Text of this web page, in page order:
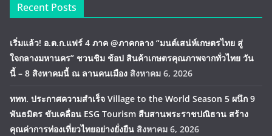
Recent Posts
เริ่มแล้ว! อ.ต.ก.แฟร์ 4 ภาค @ภาคกลาง “มนต์เสน่ห์เกษตรไทย สู่
ใจกลางมหานคร” ชวนชิม ช้อป สินค้าเกษตรคุณภาพจากทั่วไทย วัน
นี้ – 8 สิงหาคมนี้ ณ ลานคนเมือง สิงหาคม 6, 2026
ททท. ประกาศความสำเร็จ Village to the World Season 5 ผนึก 9
พันธมิตร ขับเคลื่อน ESG Tourism สืบสานพระราชปณิธาน สร้าง
คุณค่าการท่องเที่ยวไทยอย่างยั่งยืน สิงหาคม 6, 2026